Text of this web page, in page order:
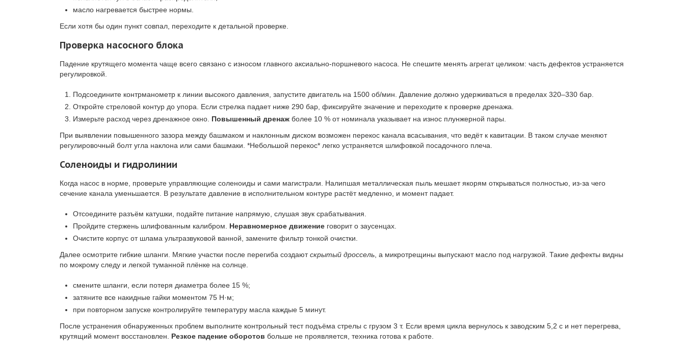
масло нагревается быстрее нормы.
Если хотя бы один пункт совпал, переходите к детальной проверке.
Проверка насосного блока
Падение крутящего момента чаще всего связано с износом главного аксиально-поршневого насоса. Не спешите менять агрегат целиком: часть дефектов устраняется
регулировкой.
Подсоедините контрманометр к линии высокого давления, запустите двигатель на 1500 об/мин. Давление должно удерживаться в пределах 320–330 бар.
Откройте стреловой контур до упора. Если стрелка падает ниже 290 бар, фиксируйте значение и переходите к проверке дренажа.
Измерьте расход через дренажное окно. Повышенный дренаж более 10 % от номинала указывает на износ плунжерной пары.
При выявлении повышенного зазора между башмаком и наклонным диском возможен перекос канала всасывания, что ведёт к кавитации. В таком случае меняют
регулировочный болт угла наклона или сами башмаки. *Небольшой перекос* легко устраняется шлифовкой посадочного плеча.
Соленоиды и гидролинии
Когда насос в норме, проверьте управляющие соленоиды и сами магистрали. Налипшая металлическая пыль мешает якорям открываться полностью, из-за чего
сечение канала уменьшается. В результате давление в исполнительном контуре растёт медленно, и момент падает.
Отсоедините разъём катушки, подайте питание напрямую, слушая звук срабатывания.
Пройдите стержень шлифованным калибром. Неравномерное движение говорит о заусенцах.
Очистите корпус от шлама ультразвуковой ванной, замените фильтр тонкой очистки.
Далее осмотрите гибкие шланги. Мягкие участки после перегиба создаютскрытый дроссель , а микротрещины выпускают масло под нагрузкой. Такие дефекты видны
по мокрому следу и легкой туманной плёнке на солнце.
смените шланги, если потеря диаметра более 15 %;
затяните все накидные гайки моментом 75 Н·м;
при повторном запуске контролируйте температуру масла каждые 5 минут.
После устранения обнаруженных проблем выполните контрольный тест подъёма стрелы с грузом 3 т. Если время цикла вернулось к заводским 5,2 с и нет перегрева,
крутящий момент восстановлен. Резкое падение оборотов больше не проявляется, техника готова к работе.